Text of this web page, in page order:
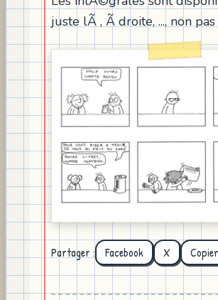
juste lÃ , Ã droite, ..., non pas
Partager : Facebook X